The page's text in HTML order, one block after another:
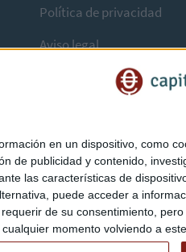
en un dispositivo, como
de publicidad y contenido,
las características de
puede acceder a
de su consentimiento,
momento volviendo a
Política de privacidad
Aviso legal